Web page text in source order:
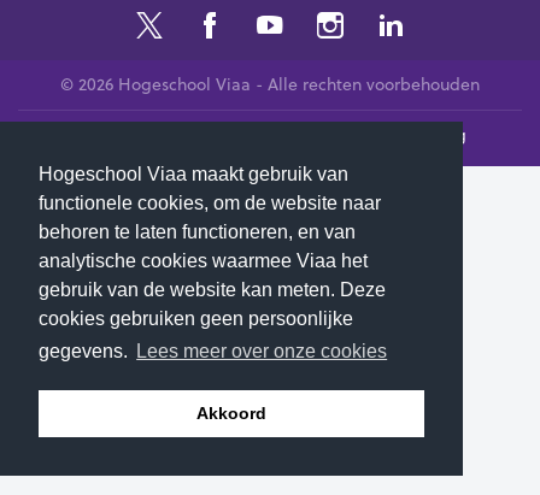
Hogeschool Viaa maakt gebruik van
functionele cookies, om de website naar
behoren te laten functioneren, en van
analytische cookies waarmee Viaa het
gebruik van de website kan meten. Deze
cookies gebruiken geen persoonlijke
gegevens.
Lees meer over onze cookies
Akkoord
© 2026 Hogeschool Viaa - Alle rechten voorbehouden
Privacyverklaring